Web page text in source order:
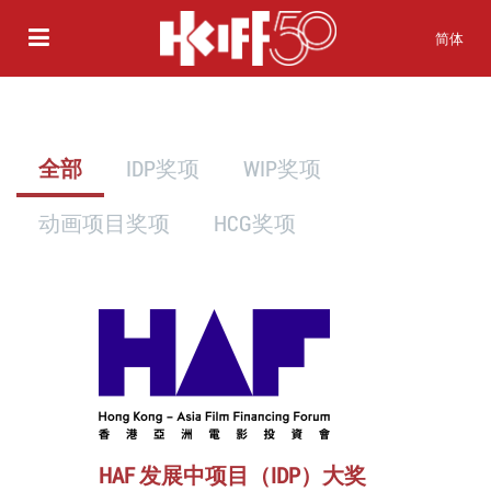
简体
全部 IDP奖项
WIP奖项
动画项目奖项
HCG奖项
HAF 发展中项目（IDP）大奖